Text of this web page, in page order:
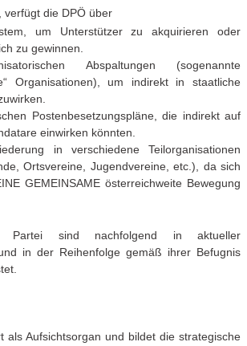
verfügt die DPÖ über
um Unterstützer zu akquirieren oder
zu gewinnen.
Abspaltungen (sogenannte
Organisationen), um indirekt in staatliche
Postenbesetzungspläne, die indirekt auf
einwirken könnten.
in verschiedene Teilorganisationen
Ortsvereine, Jugendvereine, etc.), da sich
GEMEINSAME österreichweite Bewegung
sind nachfolgend in aktueller
in der Reihenfolge gemäß ihrer Befugnis
als Aufsichtsorgan und bildet die strategische